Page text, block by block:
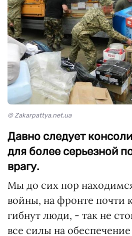
© Zakarpattya.net.ua
Давно следует
для более серьезной
врагу.
Мы до сих пор
войны, на фронте почти
гибнут люди, - так не
все силы на